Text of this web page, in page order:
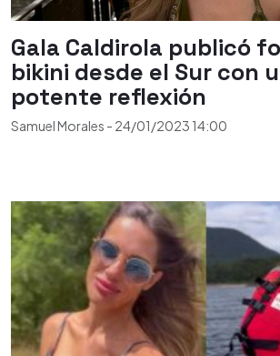
Gala Caldirola publicó
bikini desde el Sur con
potente reflexión
Samuel Morales - 24/01/2023 14:00